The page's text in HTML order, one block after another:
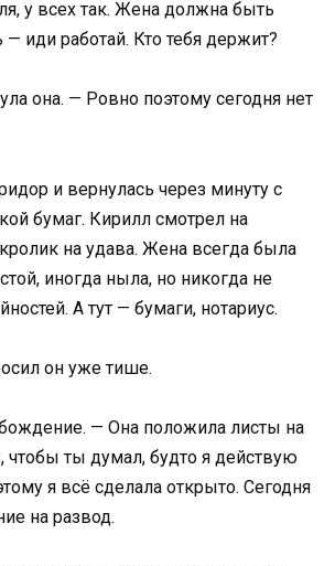
у всех так. Жена должна быть
иди работай. Кто тебя держит?
она. — Ровно поэтому сегодня нет
и вернулась через минуту с
бумаг. Кирилл смотрел на
на удава. Жена всегда была
иногда ныла, но никогда не
А тут — бумаги, нотариус.
он уже тише.
— Она положила листы на
чтобы ты думал, будто я действую
я всё сделала открыто. Сегодня
на развод.